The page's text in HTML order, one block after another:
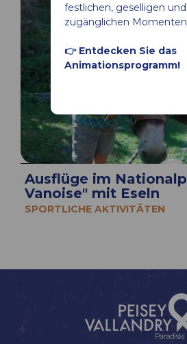
festlichen, geselligen
zugänglichen
👉 Entdecken Sie das
Animationsprogramm!
Ausflüge im
Vanoise" mit Eseln
SPORTLICHE AKTIVITÄTEN